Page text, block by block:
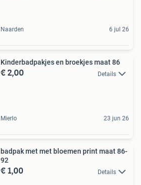
Naarden 6 jul 26
Kinderbadpakjes en broekjes maat 86
€ 2,00 Details
Mierlo 23 jun 26
badpak met met bloemen print maat 86-
92
€ 1,00 Details